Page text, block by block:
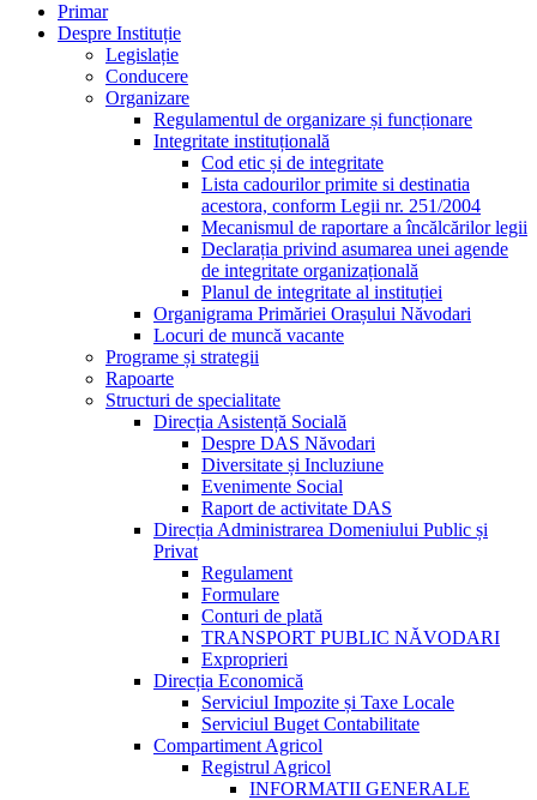
Primar
Despre Instituție
Legislație
Conducere
Organizare
Regulamentul de organizare și funcționare
Integritate instituțională
Cod etic și de integritate
Lista cadourilor primite si destinatia
acestora, conform Legii nr. 251/2004
Mecanismul de raportare a încălcărilor legii
Declarația privind asumarea unei agende
de integritate organizațională
Planul de integritate al instituției
Organigrama Primăriei Orașului Năvodari
Locuri de muncă vacante
Programe și strategii
Rapoarte
Structuri de specialitate
Direcția Asistență Socială
Despre DAS Năvodari
Diversitate și Incluziune
Evenimente Social
Raport de activitate DAS
Direcția Administrarea Domeniului Public și
Privat
Regulament
Formulare
Conturi de plată
TRANSPORT PUBLIC NĂVODARI
Exproprieri
Direcția Economică
Serviciul Impozite și Taxe Locale
Serviciul Buget Contabilitate
Compartiment Agricol
Registrul Agricol
INFORMATII GENERALE